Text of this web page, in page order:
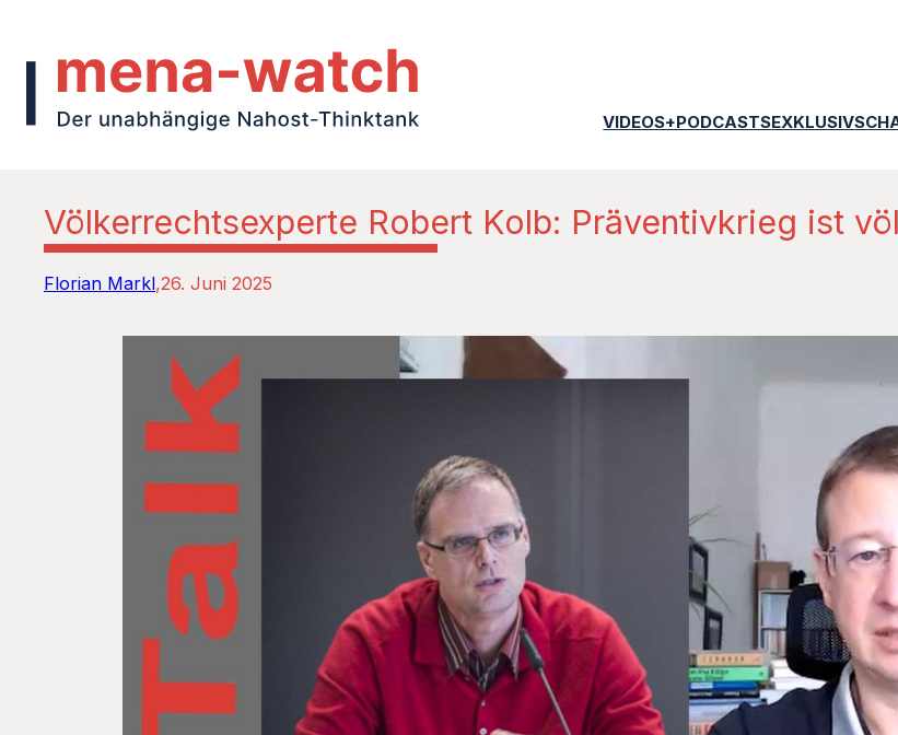
VIDEOS+PODCASTSEXKLUSIV
Völkerrechtsexperte Robert Kolb: Präventivkrieg ist
Florian Markl 26. Juni 2025